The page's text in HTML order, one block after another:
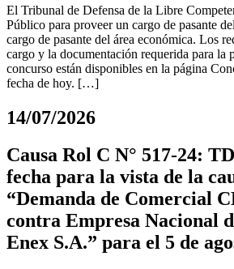
El Tribunal de Defensa de la Libre
Público para proveer un cargo de pasante
cargo de pasante del área económica. Los
cargo y la documentación requerida para la
concurso están disponibles en la página
fecha de hoy. […]
14/07/2026
Causa Rol C N° 517-24:
fecha para la vista de la
“Demanda de Comercial
contra Empresa Nacional
Enex S.A.” para el 5 de